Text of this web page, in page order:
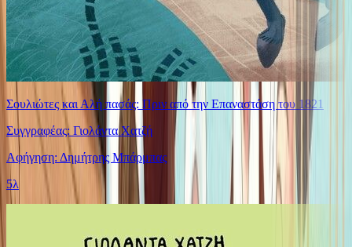
Σουλιώτες και Αλή πασάς: Πριν από την Επαναστάση του 1821
Συγγραφέας: Γιολάντα Χατζή
Αφήγηση: Δημήτρης Μπάρμπας
5λ